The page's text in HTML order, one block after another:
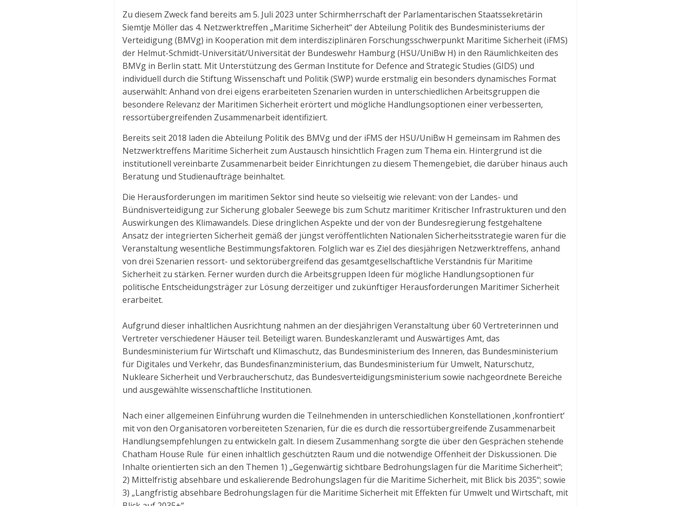
Zu diesem Zweck fand bereits am 5. Juli 2023 unter Schirmherrschaft der Parlamentarischen Staatssekretärin
Siemtje Möller das 4. Netzwerktreffen „Maritime Sicherheit“ der Abteilung Politik des Bundesministeriums der
Verteidigung (BMVg) in Kooperation mit dem interdisziplinären Forschungsschwerpunkt Maritime Sicherheit (iFMS)
der Helmut-Schmidt-Universität/Universität der Bundeswehr Hamburg (HSU/UniBw H) in den Räumlichkeiten des
BMVg in Berlin statt. Mit Unterstützung des German Institute for Defence and Strategic Studies (GIDS) und
individuell durch die Stiftung Wissenschaft und Politik (SWP) wurde erstmalig ein besonders dynamisches Format
auserwählt: Anhand von drei eigens erarbeiteten Szenarien wurden in unterschiedlichen Arbeitsgruppen die
besondere Relevanz der Maritimen Sicherheit erörtert und mögliche Handlungsoptionen einer verbesserten,
ressortübergreifenden Zusammenarbeit identifiziert.
Bereits seit 2018 laden die Abteilung Politik des BMVg und der iFMS der HSU/UniBw H gemeinsam im Rahmen des
Netzwerktreffens Maritime Sicherheit zum Austausch hinsichtlich Fragen zum Thema ein. Hintergrund ist die
institutionell vereinbarte Zusammenarbeit beider Einrichtungen zu diesem Themengebiet, die darüber hinaus auch
Beratung und Studienaufträge beinhaltet.
Die Herausforderungen im maritimen Sektor sind heute so vielseitig wie relevant: von der Landes- und
Bündnisverteidigung zur Sicherung globaler Seewege bis zum Schutz maritimer Kritischer Infrastrukturen und den
Auswirkungen des Klimawandels. Diese dringlichen Aspekte und der von der Bundesregierung festgehaltene
Ansatz der integrierten Sicherheit gemäß der jüngst veröffentlichten Nationalen Sicherheitsstrategie waren für die
Veranstaltung wesentliche Bestimmungsfaktoren. Folglich war es Ziel des diesjährigen Netzwerktreffens, anhand
von drei Szenarien ressort- und sektorübergreifend das gesamtgesellschaftliche Verständnis für Maritime
Sicherheit zu stärken. Ferner wurden durch die Arbeitsgruppen Ideen für mögliche Handlungsoptionen für
politische Entscheidungsträger zur Lösung derzeitiger und zukünftiger Herausforderungen Maritimer Sicherheit
erarbeitet.
Aufgrund dieser inhaltlichen Ausrichtung nahmen an der diesjährigen Veranstaltung über 60 Vertreterinnen und
Vertreter verschiedener Häuser teil. Beteiligt waren. Bundeskanzleramt und Auswärtiges Amt, das
Bundesministerium für Wirtschaft und Klimaschutz, das Bundesministerium des Inneren, das Bundesministerium
für Digitales und Verkehr, das Bundesfinanzministerium, das Bundesministerium für Umwelt, Naturschutz,
Nukleare Sicherheit und Verbraucherschutz, das Bundesverteidigungsministerium sowie nachgeordnete Bereiche
und ausgewählte wissenschaftliche Institutionen.
Nach einer allgemeinen Einführung wurden die Teilnehmenden in unterschiedlichen Konstellationen ‚konfrontiert‘
mit von den Organisatoren vorbereiteten Szenarien, für die es durch die ressortübergreifende Zusammenarbeit
Handlungsempfehlungen zu entwickeln galt. In diesem Zusammenhang sorgte die über den Gesprächen stehende
Chatham House Rule für einen inhaltlich geschützten Raum und die notwendige Offenheit der Diskussionen. Die
Inhalte orientierten sich an den Themen 1) „Gegenwärtig sichtbare Bedrohungslagen für die Maritime Sicherheit“;
2) Mittelfristig absehbare und eskalierende Bedrohungslagen für die Maritime Sicherheit, mit Blick bis 2035“; sowie
3) „Langfristig absehbare Bedrohungslagen für die Maritime Sicherheit mit Effekten für Umwelt und Wirtschaft, mit